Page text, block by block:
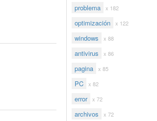
problema x 182
optimización x 122
windows x 88
antivirus x 86
pagina x 85
PC x 82
error x 72
archivos x 72